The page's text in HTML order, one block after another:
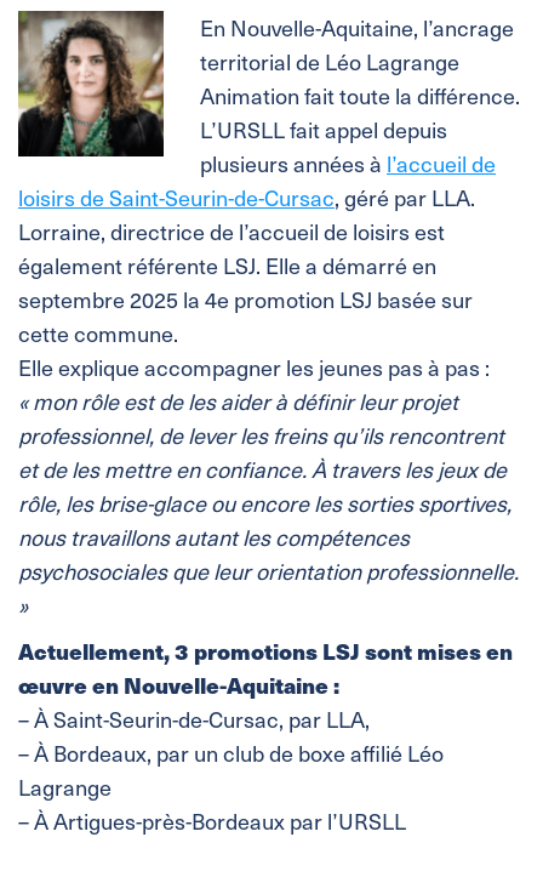
En Nouvelle-Aquitaine, l’ancrage
territorial de Léo Lagrange
Animation fait toute la différence.
L’URSLL fait appel depuis
plusieurs années à l’accueil de
loisirs de Saint-Seurin-de-Cursac, géré par LLA.
Lorraine, directrice de l’accueil de loisirs est
également référente LSJ. Elle a démarré en
septembre 2025 la 4e promotion LSJ basée sur
cette commune.
Elle explique accompagner les jeunes pas à pas :
« mon rôle est de les aider à définir leur projet
professionnel, de lever les freins qu’ils rencontrent
et de les mettre en confiance. À travers les jeux de
rôle, les brise-glace ou encore les sorties sportives,
nous travaillons autant les compétences
psychosociales que leur orientation professionnelle.
»
Actuellement, 3 promotions LSJ sont mises en
œuvre en Nouvelle-Aquitaine :
– À Saint-Seurin-de-Cursac, par LLA,
– À Bordeaux, par un club de boxe affilié Léo
Lagrange
– À Artigues-près-Bordeaux par l’URSLL